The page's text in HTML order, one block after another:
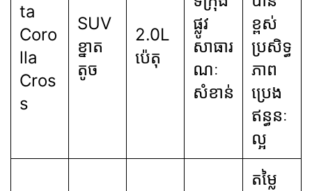
ta
Coro
lla
Cros
s
SUV
ខ្នាត
តូច
2.0L
ប៉េតុ
ផ្លូវ
សាធារ
ណៈ
សំខាន់
ខ្ពស់
ប្រសិទ្ធ
ភាព
ប្រេង
ឥន្ធនៈ
ល្អ
តម្លៃ